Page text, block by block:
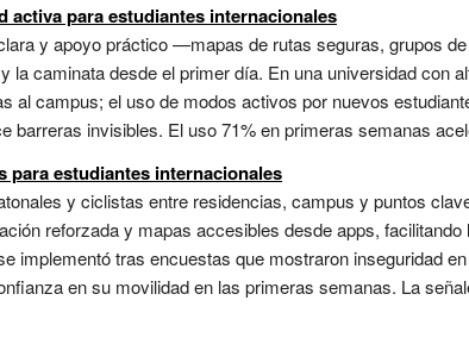
activa para estudiantes internacionales
y apoyo práctico —mapas de rutas seguras, grupos
la caminata desde el primer día. En una universidad con
al campus; el uso de modos activos por nuevos
barreras invisibles. El uso 71% en primeras semanas
para estudiantes internacionales
y ciclistas entre residencias, campus y puntos
reforzada y mapas accesibles desde apps,
implementó tras encuestas que mostraron inseguridad
en su movilidad en las primeras semanas. La